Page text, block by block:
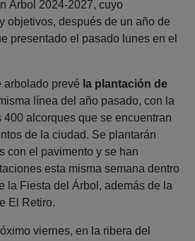
Árbol 2024-2027, cuyo
objetivos, después de un año de
presentado el pasado lunes en el
arbolado prevé la plantación de
línea del año pasado, con la
alcorques que se encuentran
de la ciudad. Se plantarán
con el pavimento y se han
esta misma semana dentro
la Fiesta del Árbol, además de la
El Retiro.
viernes, en la ribera del